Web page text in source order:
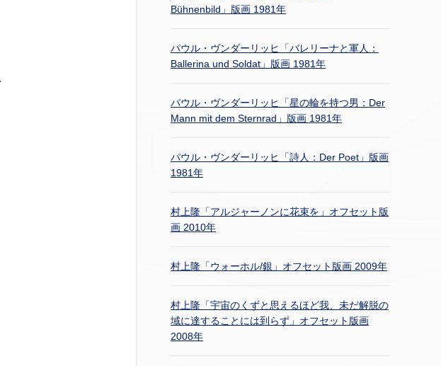
Bühnenbild」版画 1981年
パウル・ヴンダーリッヒ「バレリーナと軍人：
Ballerina und Soldat」版画 1981年
パウル・ヴンダーリッヒ「星の輪を持つ男：Der
Mann mit dem Sternrad」版画 1981年
パウル・ヴンダーリッヒ「詩人：Der Poet」版画
1981年
村上隆「アルジャーノンに花束を」オフセット版
画 2010年
村上隆「ウォーホル/銀」オフセット版画 2009年
村上隆「宇宙のくずと思えるほど我、未だ解脱の
域に達することには到らず」オフセット版画
2008年